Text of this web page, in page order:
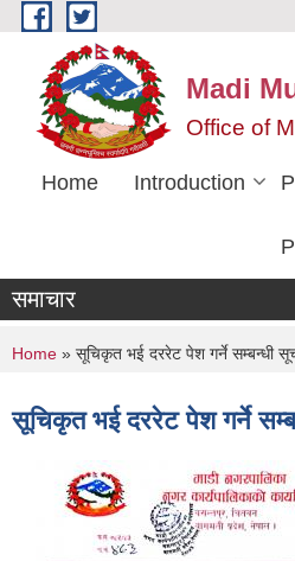
Skip to main content
Madi
Office of
Home Introduction
समाचार
You are here
Home » सूचिकृत भई दररेट पेश गर्ने सम्बन्धी
सूचिकृत भई दररेट पेश गर्ने